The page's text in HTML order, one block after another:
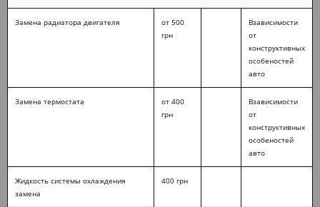
Замена радиатора двигателя
от 500
грн
Взависимости
от
конструктивных
особеностей
авто
Замена термостата
от 400
грн
Взависимости
от
конструктивных
особеностей
авто
Жидкость системы охлаждения
замена
400 грн